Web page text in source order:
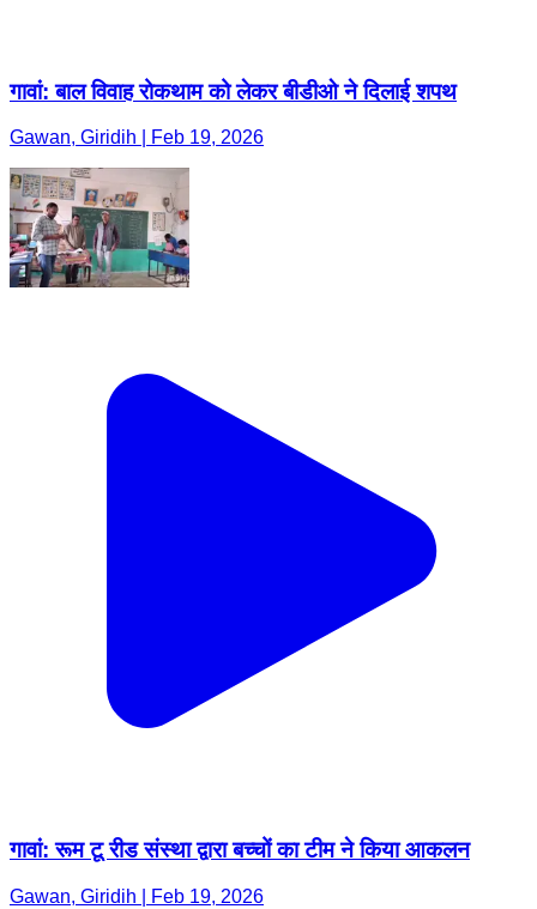
गावां: बाल विवाह रोकथाम को लेकर बीडीओ ने दिलाई शपथ
Gawan, Giridih | Feb 19, 2026
गावां: रूम टू रीड संस्था द्वारा बच्चों का टीम ने किया आकलन
Gawan, Giridih | Feb 19, 2026